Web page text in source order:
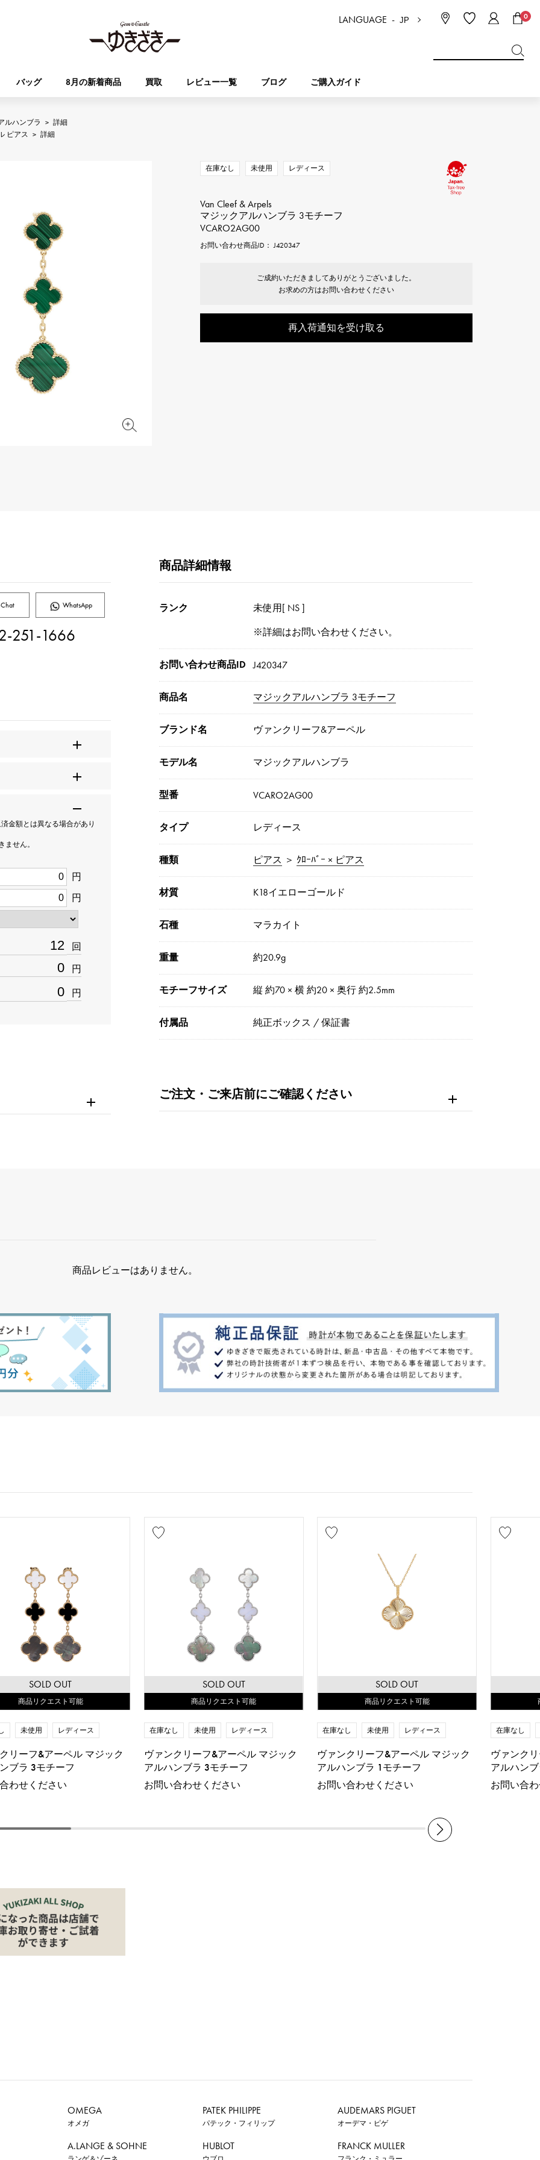
LANGUAGE -JP 0
バッグ 8月の新着商品 買取 レビュー一覧 ブログ ご購入ガイド
HUBLOT
RICHARD MILLE
リシャール・ミル
VACHERON CONSTANTIN
ヴァシュロン・コンスタンタン
JAEGER LE COULTRE
ジャガー・ルクルト
Cartier
カルティエ
BVLGARI
ブルガリ ゼニス
TAG HEUER
タグホイヤー
TABLE CLOCK
置き時計
すべての時計ブランドを見る
ブランド
ALPHA
アルファ アルファプティ
TwinPinky
ツインピンキー
ETERNITY
エタニティ
YUKIZAKI BACHIKAN
ゆきざき バチカン
USED ALPHA
オリジナルジュエリー一覧へ
オータクロア
その他
ルハンブラ > 詳細
ピアス > 詳細
在庫なし 未使用 レディース
Van Cleef & Arpels
マジックアルハンブラ 3モチーフ
VCARO2AG00
お問い合わせ商品ID： J420347
ご成約いただきましてありがとうございました。
お求めの方はお問い合わせください
再入荷通知を受け取る
WhatsApp
251-1666
金額とは異なる場合があり
せん。
円
円
回
円
円
商品詳細情報
ランク 未使用[ NS ]
※詳細はお問い合わせください。
お問い合わせ商品ID J420347
商品名 マジックアルハンブラ 3モチーフ
ブランド名 ヴァンクリーフ&アーペル
モデル名 マジックアルハンブラ
型番 VCARO2AG00
タイプ レディース
種類 ピアス ＞ ｸﾛｰﾊﾞｰ × ピアス
材質 K18イエローゴールド
石種 マラカイト
重量 約20.9g
モチーフサイズ 縦 約70 × 横 約20 × 奥行 約2.5mm
付属品 純正ボックス / 保証書
ご注文・ご来店前にご確認ください
商品レビューはありません。
SOLD OUT
商品リクエスト可能
未使用 レディース
リーフ&アーペル マジック
ブラ 3モチーフ
わせください
SOLD OUT
商品リクエスト可能
在庫なし 未使用 レディース
ヴァンクリーフ&アーペル マジック
アルハンブラ 3モチーフ
お問い合わせください
SOLD OUT
商品リクエスト可能
在庫なし 未使用 レディース
ヴァンクリーフ&アーペル マジック
アルハンブラ 1モチーフ
お問い合わせください
在庫なし
ヴァンク
アルハン
お問い合
OMEGA
オメガ
PATEK PHILIPPE
パテック・フィリップ
AUDEMARS PIGUET
オーデマ・ピゲ
A.LANGE & SOHNE HUBLOT FRANCK MULLER